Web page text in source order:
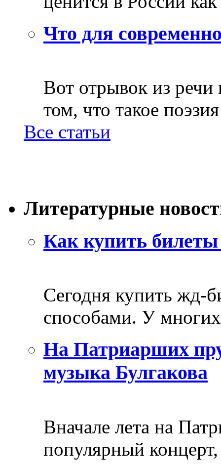
Что для
Вот отрывок из
том, что такое
Все статьи
Литературные
Как купить билеты
Сегодня купить жд-
способами. У
На Патриарших
музыка Булгакова
Вначале лета на
популярный